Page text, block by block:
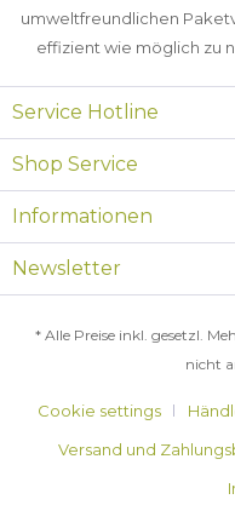
umweltfreundlichen
effizient wie möglich zu
Service Hotline
Shop Service
Informationen
Newsletter
* Alle Preise inkl. gesetzl.
nicht
Cookie settings
Versand und